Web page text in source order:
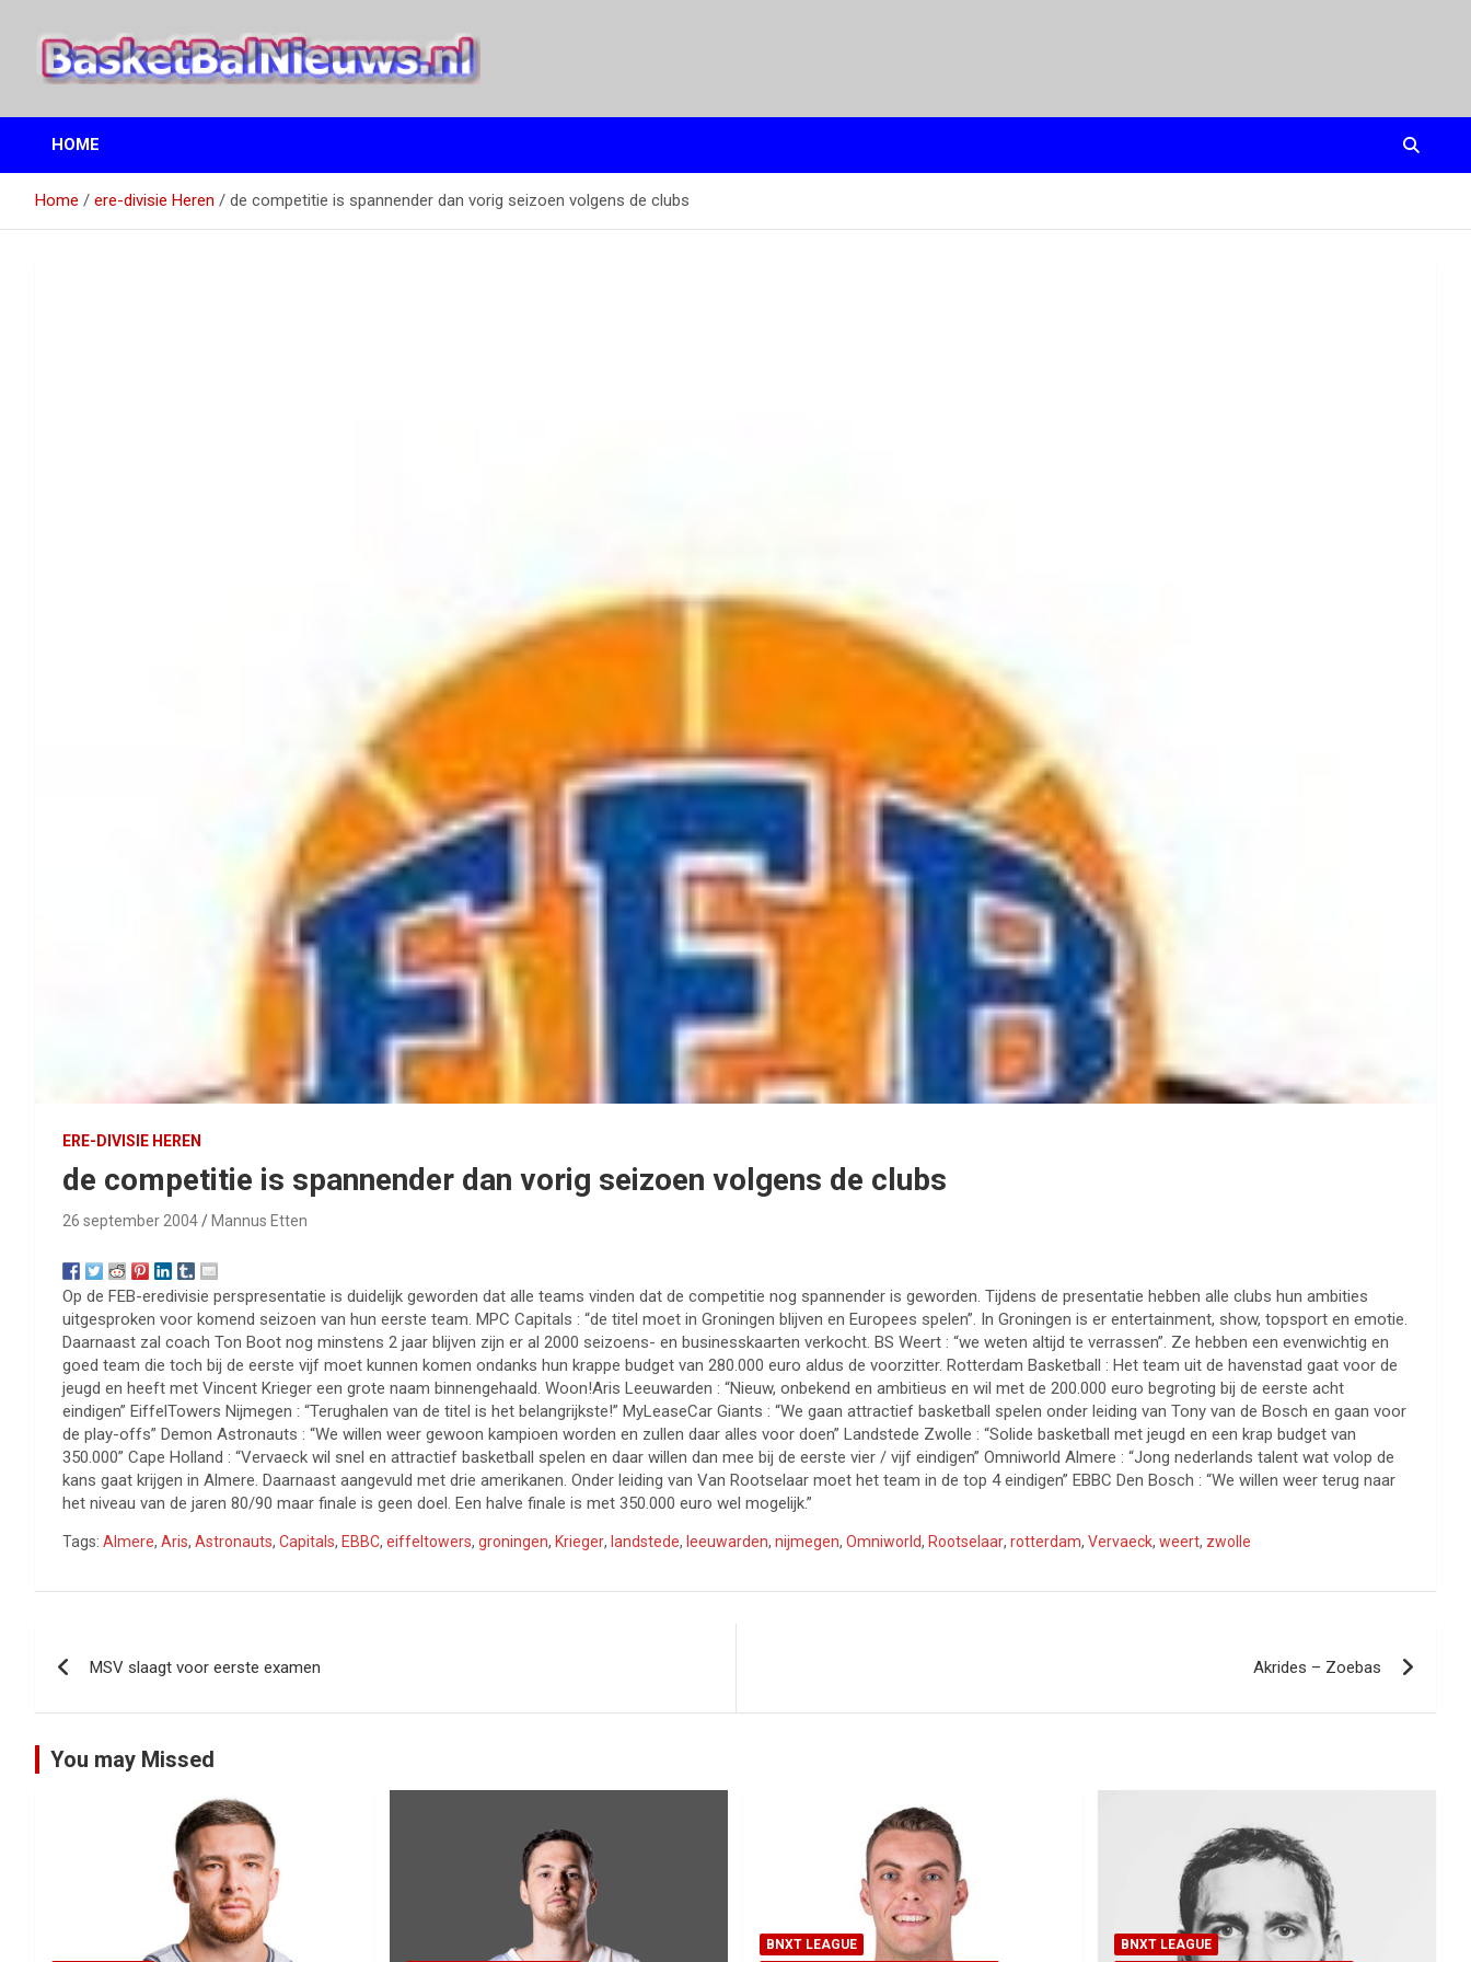
inhoud
BasketBalNieuws.nl
Etten
HOME
Home ere-divisie Heren de competitie is spannender dan vorig seizoen volgens de clubs
ERE-DIVISIE HEREN
de competitie is spannender dan vorig seizoen volgens de clubs
26 september 2004 Mannus Etten
Op de FEB-eredivisie perspresentatie is duidelijk geworden dat alle teams vinden dat de competitie nog spannender is geworden. Tijdens de presentatie hebben alle clubs hun ambities
uitgesproken voor komend seizoen van hun eerste team. MPC Capitals : “de titel moet in Groningen blijven en Europees spelen”. In Groningen is er entertainment, show, topsport en emotie.
Daarnaast zal coach Ton Boot nog minstens 2 jaar blijven zijn er al 2000 seizoens- en businesskaarten verkocht. BS Weert : “we weten altijd te verrassen”. Ze hebben een evenwichtig en
goed team die toch bij de eerste vijf moet kunnen komen ondanks hun krappe budget van 280.000 euro aldus de voorzitter. Rotterdam Basketball : Het team uit de havenstad gaat voor de
jeugd en heeft met Vincent Krieger een grote naam binnengehaald. Woon!Aris Leeuwarden : “Nieuw, onbekend en ambitieus en wil met de 200.000 euro begroting bij de eerste acht
eindigen” EiffelTowers Nijmegen : “Terughalen van de titel is het belangrijkste!” MyLeaseCar Giants : “We gaan attractief basketball spelen onder leiding van Tony van de Bosch en gaan voor
de play-offs” Demon Astronauts : “We willen weer gewoon kampioen worden en zullen daar alles voor doen” Landstede Zwolle : “Solide basketball met jeugd en een krap budget van
350.000” Cape Holland : “Vervaeck wil snel en attractief basketball spelen en daar willen dan mee bij de eerste vier / vijf eindigen” Omniworld Almere : “Jong nederlands talent wat volop de
kans gaat krijgen in Almere. Daarnaast aangevuld met drie amerikanen. Onder leiding van Van Rootselaar moet het team in de top 4 eindigen” EBBC Den Bosch : “We willen weer terug naar
het niveau van de jaren 80/90 maar finale is geen doel. Een halve finale is met 350.000 euro wel mogelijk.”
Tags: Almere, Aris, Astronauts, Capitals, EBBC, eiffeltowers, groningen, Krieger, landstede, leeuwarden, nijmegen, Omniworld, Rootselaar, rotterdam, Vervaeck, weert, zwolle
navigatie
MSV slaagt voor eerste examen Akrides – Zoebas
You may Missed
BNXT LEAGUE BNXT LEAGUE